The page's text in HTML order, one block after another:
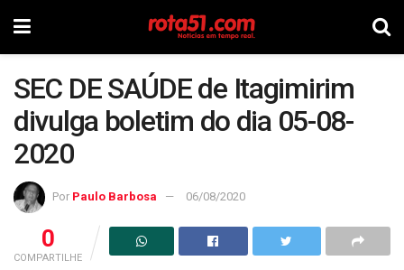
SEC DE SAÚDE de Itagimirim
divulga boletim do dia 05-08-
2020
Por Paulo Barbosa 06/08/2020
0
COMPARTILHE